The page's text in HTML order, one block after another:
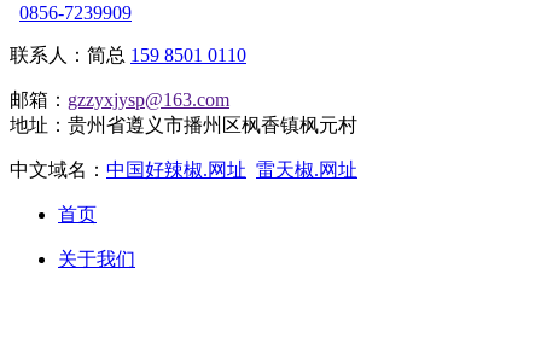
0856-7239909
联系人：简总 159 8501 0110
邮箱： gzzyxjysp@163.com
地址：贵州省遵义市播州区枫香镇枫元村
中文域名： 中国好辣椒.网址 雷天椒.网址
首页
关于我们